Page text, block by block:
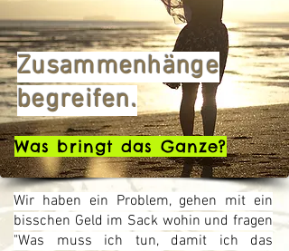
Wir haben ein Problem, gehen mit ein
bisschen Geld im Sack wohin und fragen
"Was muss ich tun, damit ich das
Was bringt das Ganze?
Zusammenhänge
begreifen.